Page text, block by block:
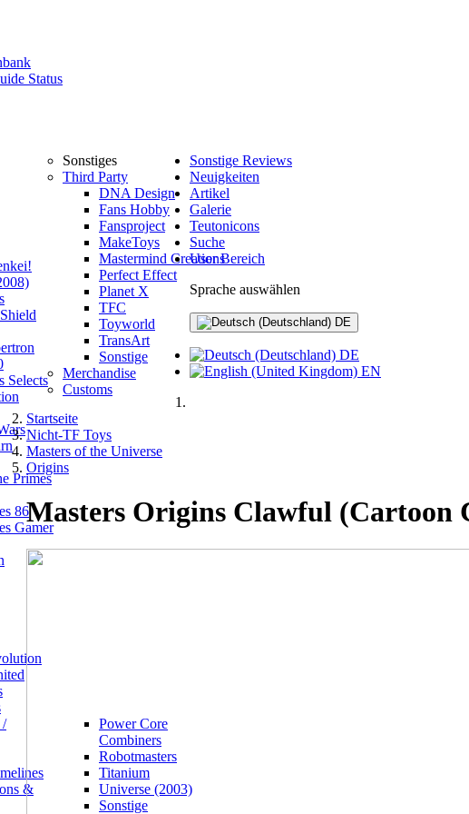
Status
Selects
Primes
86
Gamer
/
&
Power Core
Combiners
Robotmasters
Titanium
Universe (2003)
Sonstige
Sonstiges
Third Party
DNA Design
Fans Hobby
Fansproject
MakeToys
Mastermind Creations
Perfect Effect
Planet X
TFC
Toyworld
TransArt
Sonstige
Merchandise
Customs
Sonstige Reviews
Neuigkeiten
Artikel
Galerie
Teutonicons
Suche
User Bereich
Sprache auswählen
DE
DE
EN
Startseite
Nicht-TF Toys
Masters of the Universe
Origins
Masters Origins Clawful (Cartoon